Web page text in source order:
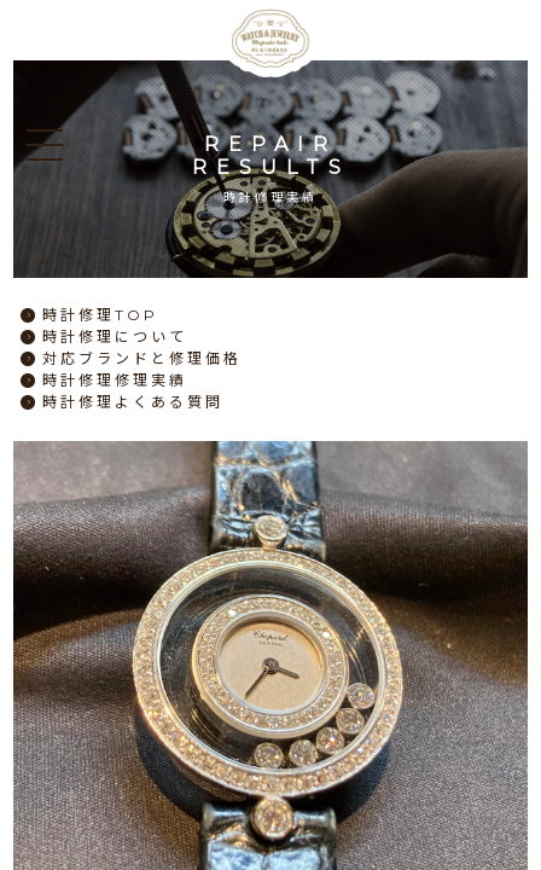
REPAIR
RESULTS
時計修理実績
時計修理TOP
時計修理 について
対応ブランドと修理価格
時計修理修理実績
時計修理 よくある質問